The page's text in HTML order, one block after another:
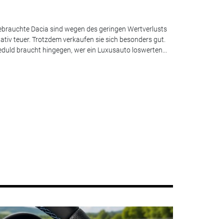
Dacia sind wegen des geringen Wertverlusts
teuer. Trotzdem verkaufen sie sich besonders gut.
braucht hingegen, wer ein Luxusauto loswerten...